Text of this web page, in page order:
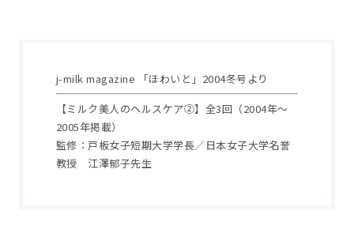
j-milk magazine 「ほわいと」2004冬号より
【ミルク美人のヘルスケア②】全3回（2004年～
2005年掲載）
監修：戸板女子短期大学学長／日本女子大学名誉
教授 江澤郁子先生